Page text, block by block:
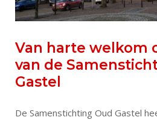
Van harte welkom
van de
Gastel
De Samenstichting Oud Gastel